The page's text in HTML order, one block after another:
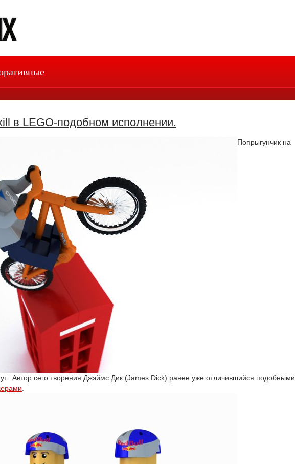
в LEGO-подобном исполнении.
Попрыгунчик на
Автор сего творения Джэймс Дик (James Dick) ранее уже отличившийся подобными
ерами